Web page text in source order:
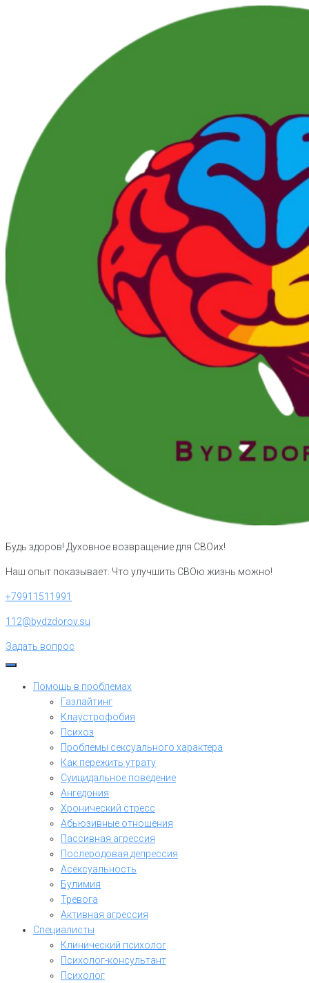
Будь здоров! Духовное возвращение для СВОих!
Наш опыт показывает. Что улучшить СВОю жизнь можно!
+79911511991
112@bydzdorov.su
Задать вопрос
Помощь в проблемах
Газлайтинг
Клаустрофобия
Психоз
Проблемы сексуального характера
Как пережить утрату
Суицидальное поведение
Ангедония
Хронический стресс
Абьюзивные отношения
Пассивная агрессия
Послеродовая депрессия
Асексуальность
Булимия
Тревога
Активная агрессия
Специалисты
Клинический психолог
Психолог-консультант
Психолог